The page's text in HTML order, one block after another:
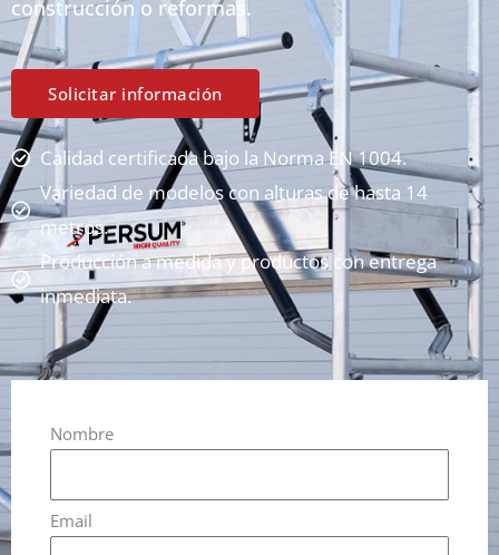
construcción o reformas.
Solicitar información
Calidad certificada bajo la Norma EN 1004.
Variedad de modelos con alturas de hasta 14
metros.
Producción a medida y productos con entrega
inmediata.
Nombre
Email